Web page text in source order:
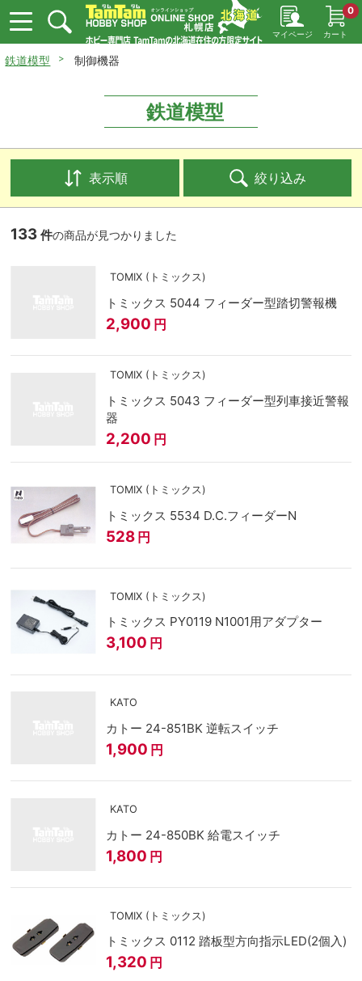
マイページ カート
0
鉄道模型 制御機器
鉄道模型
表示順 絞り込み
133 件の商品が見つかりました
TOMIX (トミックス)
トミックス 5044 フィーダー型踏切警報機
2,900 円
TOMIX (トミックス)
トミックス 5043 フィーダー型列車接近警報
器
2,200 円
TOMIX (トミックス)
トミックス 5534 D.C.フィーダーN
528 円
TOMIX (トミックス)
トミックス PY0119 N1001用アダプター
3,100 円
KATO
カトー 24-851BK 逆転スイッチ
1,900 円
KATO
カトー 24-850BK 給電スイッチ
1,800 円
TOMIX (トミックス)
トミックス 0112 踏板型方向指示LED(2個入)
1,320 円